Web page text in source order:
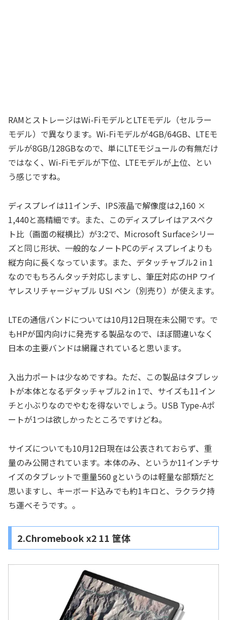
RAMとストレージはWi-FiモデルとLTEモデル（セルラー
モデル）で異なります。Wi-Fiモデルが4GB/64GB、LTEモ
デルが8GB/128GBなので、単にLTEモジュールの有無だけ
ではなく、Wi-Fiモデルが下位、LTEモデルが上位、とい
う感じですね。
ディスプレイは11インチ、IPS液晶で解像度は2,160 ×
1,440と高精細です。また、このディスプレイはアスペク
ト比（画面の縦横比）が3:2で、Microsoft Surfaceシリー
ズと同じ形状、一般的なノートPCのディスプレイよりも
縦方向に長くなっています。また、デタッチャブル2 in 1
なのでもちろんタッチ対応しますし、筆圧対応のHP ワイ
ヤレスリチャージャブル USI ペン（別売り）が使えます。
LTEの通信バンドについては10月12日現在未公開です。で
もHPが国内向けに発売する製品なので、ほぼ間違いなく
日本の主要バンドは網羅されていると思います。
入出力ポートは少なめですね。ただ、この製品はタブレッ
トが本体となるデタッチャブル2 in 1で、サイズも11イン
チと小ぶりなのでやむを得ないでしょう。USB Type-Aポ
ートが1つは欲しかったところですけどね。
サイズについても10月12日現在は公表されておらず、重
量のみ公開されています。本体のみ、というか11インチサ
イズのタブレットで重量560 gというのは軽量な部類だと
思いますし、キーボード込みでも約1キロと、ラクラク持
ち運べそうです。。
2.Chromebook x2 11 筐体